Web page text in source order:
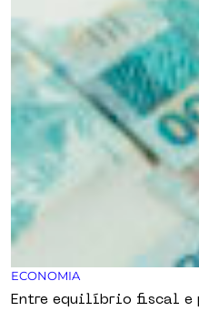
ECONOMIA
Entre equilíbrio fiscal e